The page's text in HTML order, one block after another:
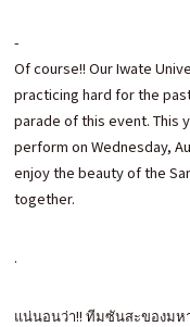
-
Of course!! Our Iwate
practicing hard for the
parade of this event. This
perform on Wednesday,
enjoy the beauty of the
together.
.
แน่นอนว่า!! ทีมซันสะของมห